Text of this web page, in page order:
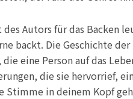
Autors für das Backen
backt. Die Geschichte
eine Person auf das
die sie hervorrief,
Stimme in deinem Kopf